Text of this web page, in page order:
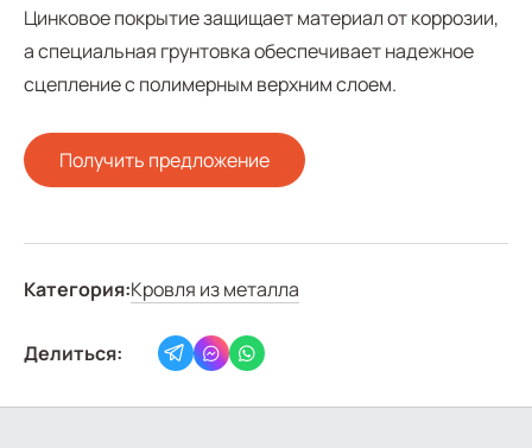
Цинковое покрытие защищает материал от коррозии,
а специальная грунтовка обеспечивает надежное
сцепление с полимерным верхним слоем.
Получить предложение
Категория:Кровля из металла
Делиться: